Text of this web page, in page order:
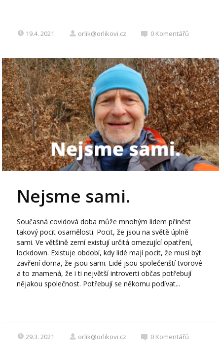
19.4. 2021 orlik@orlikovi.cz 0 Komentářů
Nejsme sami.
Současná covidová doba může mnohým lidem přinést
takový pocit osamělosti. Pocit, že jsou na světě úplně
sami. Ve většině zemí existují určitá omezující opatření,
lockdown. Existuje období, kdy lidé mají pocit, že musí být
zavření doma, že jsou sami. Lidé jsou společenští tvorové
a to znamená, že i ti největší introverti občas potřebují
nějakou společnost. Potřebují se někomu podívat...
29.3. 2021 orlik@orlikovi.cz 0 Komentářů